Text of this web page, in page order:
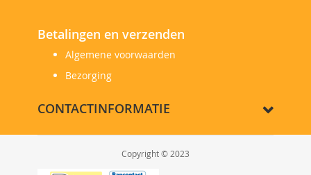
Betalingen en verzenden
Algemene voorwaarden
Bezorging
CONTACTINFORMATIE
Copyright © 2023